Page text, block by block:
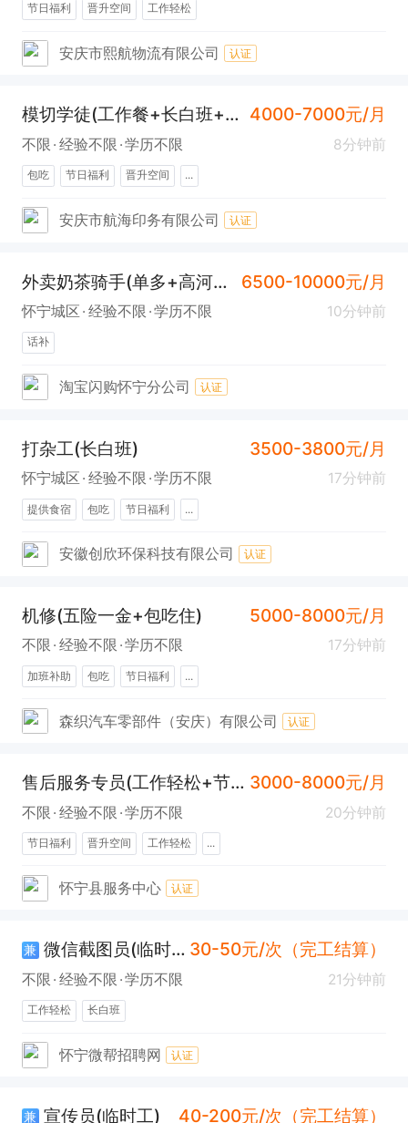
节日福利 晋升空间 工作轻松
安庆市熙航物流有限公司 认证
模切学徒(工作餐+长白班+晋升空间) 4000-7000元/月
不限 经验不限 学历不限 8分钟前
包吃 节日福利 晋升空间 ...
安庆市航海印务有限公司 认证
外卖奶茶骑手(单多+高河商圈送餐+时间弹性) 6500-10000元/月
怀宁城区 经验不限 学历不限 10分钟前
话补
淘宝闪购怀宁分公司 认证
打杂工(长白班) 3500-3800元/月
怀宁城区 经验不限 学历不限 17分钟前
提供食宿 包吃 节日福利 ...
安徽创欣环保科技有限公司 认证
机修(五险一金+包吃住) 5000-8000元/月
不限 经验不限 学历不限 17分钟前
加班补助 包吃 节日福利 ...
森织汽车零部件（安庆）有限公司 认证
售后服务专员(工作轻松+节日福利) 3000-8000元/月
不限 经验不限 学历不限 20分钟前
节日福利 晋升空间 工作轻松 ...
怀宁县服务中心 认证
兼 微信截图员(临时工) 30-50元/次（完工结算）
不限 经验不限 学历不限 21分钟前
工作轻松 长白班
怀宁微帮招聘网 认证
兼 宣传员(临时工) 40-200元/次（完工结算）